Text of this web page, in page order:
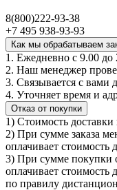
8(800)222-93-38
+7 495 938-93-93
Как мы обрабатываем
1. Ежедневно с 9.00
2. Наш менеджер
3. Связывается с вами
4. Уточняет время и
Отказ от покупки
1) Стоимость доставки
2) При сумме заказа
оплачивает стоимость
3) При сумме покупки
оплачивает
по правилу